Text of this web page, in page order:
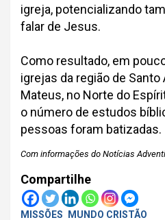
igreja, potencializando
falar de Jesus.
Como resultado, em
igrejas da região de Santo
Mateus, no Norte do
o número de estudos
pessoas foram batizadas.
Com informações do Notícias
Compartilhe
MISSÕES
MUNDO CRISTÃO